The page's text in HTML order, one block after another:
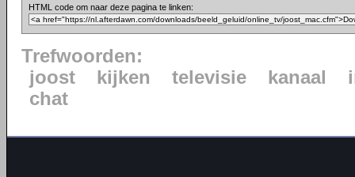
HTML code om naar deze pagina te linken:
Trefwoorden:
joost
kijken televisie kanaal
chat